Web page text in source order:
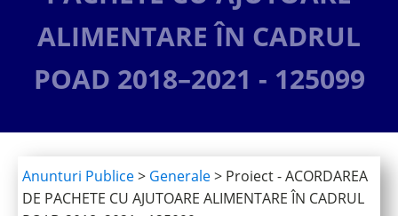
ALIMENTARE ÎN CADRUL
POAD 2018–2021 - 125099
Anunturi Publice> Generale> Proiect - ACORDAREA
DE PACHETE CU AJUTOARE ALIMENTARE ÎN CADRUL